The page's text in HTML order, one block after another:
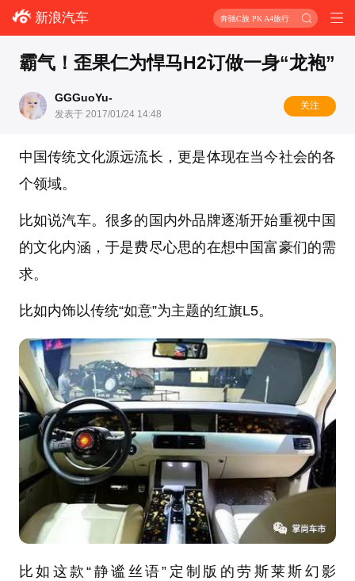
新浪汽车 奔驰C旅 PK A4旅行
霸气！歪果仁为悍马H2订做一身“龙袍”
GGGuoYu-
发表于 2017/01/24 14:48
关注
中国传统文化源远流长，更是体现在当今社会的各
个领域。
比如说汽车。很多的国内外品牌逐渐开始重视中国
的文化内涵，于是费尽心思的在想中国富豪们的需
求。
比如内饰以传统“如意”为主题的红旗L5。
比如这款“静谧丝语”定制版的劳斯莱斯幻影